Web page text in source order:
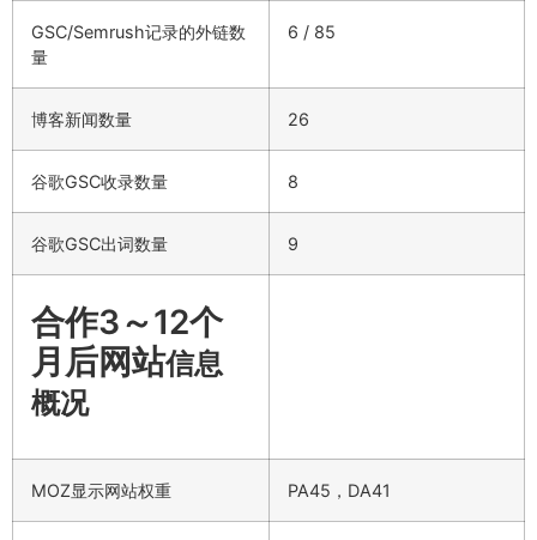
GSC/Semrush记录的外链数
量
6 / 85
博客新闻数量 26
谷歌GSC收录数量 8
谷歌GSC出词数量 9
合作3～12个
月后网站信息
概况
MOZ显示网站权重 PA45，DA41